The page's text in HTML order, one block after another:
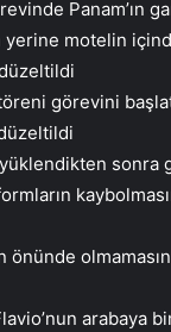
Panam’ın
yerine motelin
görevini
sonra
önünde
arabaya